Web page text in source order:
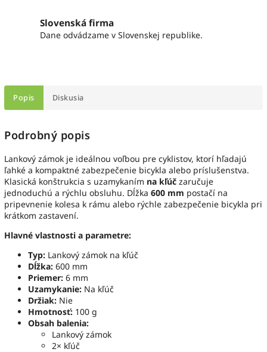
Slovenská firma
Dane odvádzame v Slovenskej republike.
Popis Diskusia
Podrobný popis
Lankový zámok je ideálnou voľbou pre cyklistov, ktorí hľadajú
ľahké a kompaktné zabezpečenie bicykla alebo príslušenstva.
Klasická konštrukcia s uzamykaním na kľúč zaručuje
jednoduchú a rýchlu obsluhu. Dĺžka 600 mm postačí na
pripevnenie kolesa k rámu alebo rýchle zabezpečenie bicykla pri
krátkom zastavení.
Hlavné vlastnosti a parametre:
Typ: Lankový zámok na kľúč
Dĺžka: 600 mm
Priemer: 6 mm
Uzamykanie: Na kľúč
Držiak: Nie
Hmotnosť: 100 g
Obsah balenia:
Lankový zámok
2× kľúč